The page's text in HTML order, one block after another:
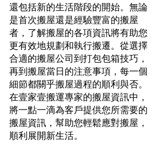
還包括新的生活階段的開始。無論
是首次搬屋還是經驗豐富的搬屋
者，了解搬屋的各項資訊將有助您
更有效地規劃和執行搬遷。從選擇
合適的搬屋公司到打包包箱技巧，
再到搬屋當日的注意事項，每一個
細節都關乎搬屋過程的順利與否。
在壹家壹搬運專家的搬屋資訊中，
將一點一滴為客戶提供您所需要的
搬屋資訊，幫助您輕鬆應對搬屋，
順利展開新生活。